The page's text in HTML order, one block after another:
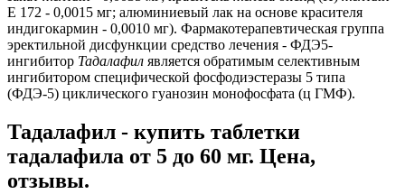
Е 172 - 0,0015 мг; алюминиевый лак на основе красителя
индигокармин - 0,0010 мг). Фармакотерапевтическая группа
эректильной дисфункции средство лечения - ФДЭ5-
ингибитор Тадалафил является обратимым селективным
ингибитором специфической фосфодиэстеразы 5 типа
(ФДЭ-5) циклического гуанозин монофосфата (ц ГМФ).
Тадалафил - купить таблетки
тадалафила от 5 до 60 мг. Цена,
отзывы.